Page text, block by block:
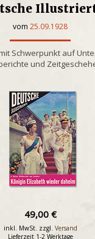
vom 25.09.1928
Schwerpunkt auf
und
49,00 €
inkl. MwSt. zzgl. Versand
Lieferzeit 1-2 Werktage